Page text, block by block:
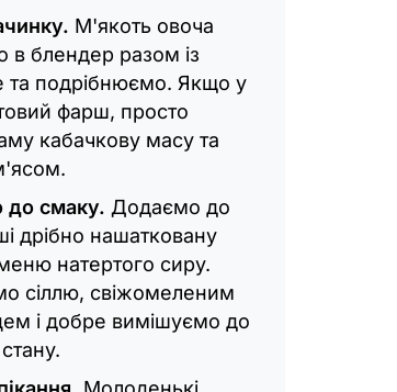
М'якоть овоча
в блендер разом із
та подрібнюємо. Якщо у
фарш, просто
кабачкову масу та
смаку. Додаємо до
дрібно нашатковану
натертого сиру.
сіллю, свіжомеленим
і добре вимішуємо до